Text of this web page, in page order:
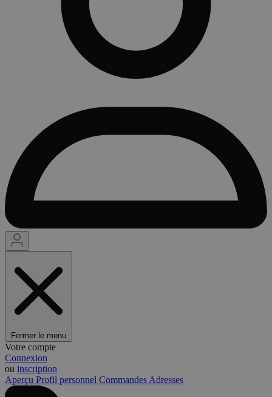
Fermer le menu
Votre compte
Connexion
ou inscription
Aperçu Profil personnel Commandes Adresses